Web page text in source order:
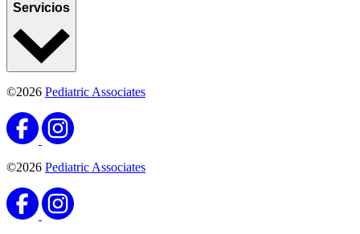
Servicios
©2026 Pediatric Associates
©2026 Pediatric Associates